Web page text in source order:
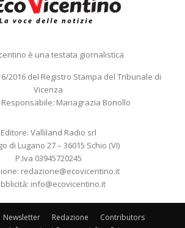
è una testata giornalistica
2016 del Registro Stampa del Tribunale di
Vicenza
Mariagrazia Bonollo
Editore: Valliland Radio srl
di Lugano 27 – 36015 Schio (VI)
P.Iva 03945720245
redazione@ecovicentino.it
info@ecovicentino.it
Newsletter Redazione
Contributors